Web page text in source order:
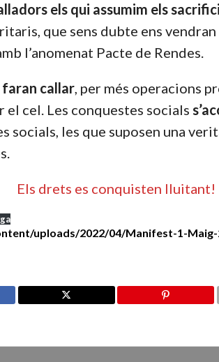
els qui assumim els
que sens dubte ens vendran
l’anomenat Pacte de Rendes.
faran callar, per més operacions
el cel. Les conquestes socials
socials, les que suposen una
Els drets es conquisten lluitant!
uploads/2022/04/Manifest-1-